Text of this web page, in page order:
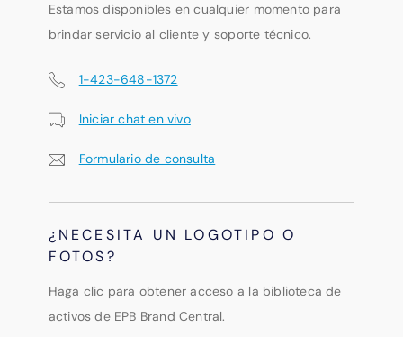
Estamos disponibles en cualquier momento para
brindar servicio al cliente y soporte técnico.
1-423-648-1372
Iniciar chat en vivo
Formulario de consulta
¿NECESITA UN LOGOTIPO O
FOTOS?
Haga clic para obtener acceso a la biblioteca de
activos de EPB Brand Central.